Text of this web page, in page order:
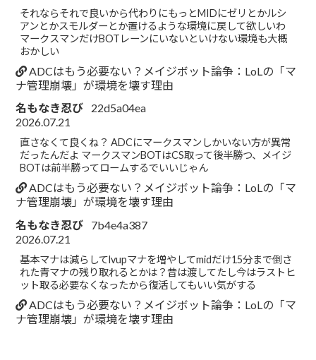
それならそれで良いから代わりにもっとMIDにゼリとかルシ
アンとかスモルダーとか置けるような環境に戻して欲しいわ
マークスマンだけBOTレーンにいないといけない環境も大概
おかしい
ADCはもう必要ない？メイジボット論争：LoLの「マ
ナ管理崩壊」が環境を壊す理由
名もなき忍び
22d5a04ea
2026.07.21
直さなくて良くね？ ADCにマークスマンしかいない方が異常
だったんだよ マークスマンBOTはCS取って後半勝つ、メイジ
BOTは前半勝ってロームするでいいじゃん
ADCはもう必要ない？メイジボット論争：LoLの「マ
ナ管理崩壊」が環境を壊す理由
名もなき忍び
7b4e4a387
2026.07.21
基本マナは減らしてlvupマナを増やしてmidだけ15分まで倒さ
れた青マナの残り取れるとかは？昔は渡してたし今はラストヒ
ット取る必要なくなったから復活してもいい気がする
ADCはもう必要ない？メイジボット論争：LoLの「マ
ナ管理崩壊」が環境を壊す理由